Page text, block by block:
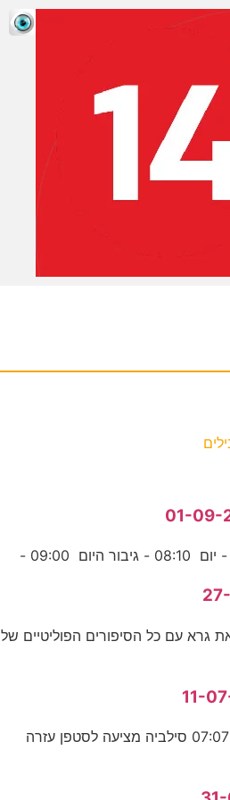
- 07:00 חכמאת גרא עם כל הסיפורים הפוליטיים של
לוונדר 2 - פרק 94 06:20 - 07:07 סילביה מציעה לסטפן עזרה